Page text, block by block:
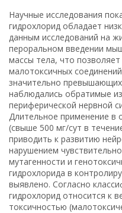
Научные исследования
гидрохлорид обладает
данным исследований на
пероральном введении
массы тела, что
малотоксичных
значительно
наблюдались обратимые
периферической нервной
Длительное применение в
(свыше 500 мг/сут в
приводить к развитию
нарушением
мутагенности и
гидрохлорида в
выявлено. Согласно
гидрохлорид относится к
токсичностью